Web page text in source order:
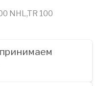
NHL,TR 100
принимаем